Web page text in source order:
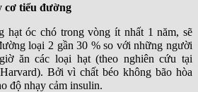
cơ tiểu đường
hạt óc chó trong vòng ít nhất 1 năm, sẽ
loại 2 gần 30 % so với những người
ăn các loại hạt (theo nghiên cứu tại
Bởi vì chất béo không bão hòa
độ nhạy cảm insulin.